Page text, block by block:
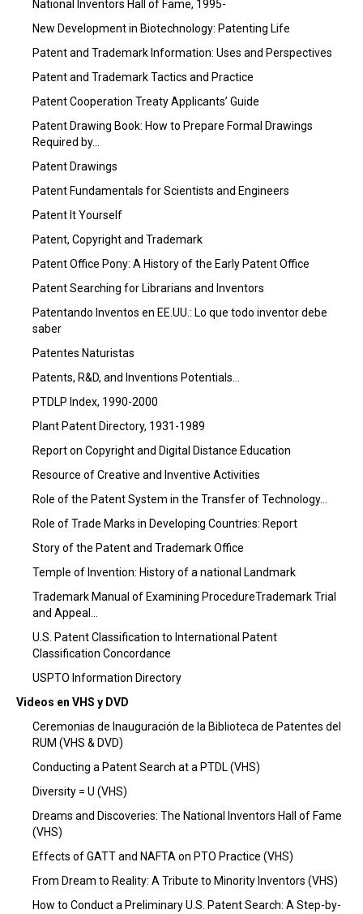
National Inventors Hall of Fame, 1995-
New Development in Biotechnology: Patenting Life
Patent and Trademark Information: Uses and Perspectives
Patent and Trademark Tactics and Practice
Patent Cooperation Treaty Applicants’ Guide
Patent Drawing Book: How to Prepare Formal Drawings
Required by…
Patent Drawings
Patent Fundamentals for Scientists and Engineers
Patent It Yourself
Patent, Copyright and Trademark
Patent Office Pony: A History of the Early Patent Office
Patent Searching for Librarians and Inventors
Patentando Inventos en EE.UU.: Lo que todo inventor debe
saber
Patentes Naturistas
Patents, R&D, and Inventions Potentials…
PTDLP Index, 1990-2000
Plant Patent Directory, 1931-1989
Report on Copyright and Digital Distance Education
Resource of Creative and Inventive Activities
Role of the Patent System in the Transfer of Technology…
Role of Trade Marks in Developing Countries: Report
Story of the Patent and Trademark Office
Temple of Invention: History of a national Landmark
Trademark Manual of Examining ProcedureTrademark Trial
and Appeal…
U.S. Patent Classification to International Patent
Classification Concordance
USPTO Information Directory
Videos en VHS y DVD
Ceremonias de Inauguración de la Biblioteca de Patentes del
RUM (VHS & DVD)
Conducting a Patent Search at a PTDL (VHS)
Diversity = U (VHS)
Dreams and Discoveries: The National Inventors Hall of Fame
(VHS)
Effects of GATT and NAFTA on PTO Practice (VHS)
From Dream to Reality: A Tribute to Minority Inventors (VHS)
How to Conduct a Preliminary U.S. Patent Search: A Step-by-